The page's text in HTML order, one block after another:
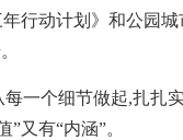
行动计划》和公园城
一个细节做起,扎扎
又有“内涵”。